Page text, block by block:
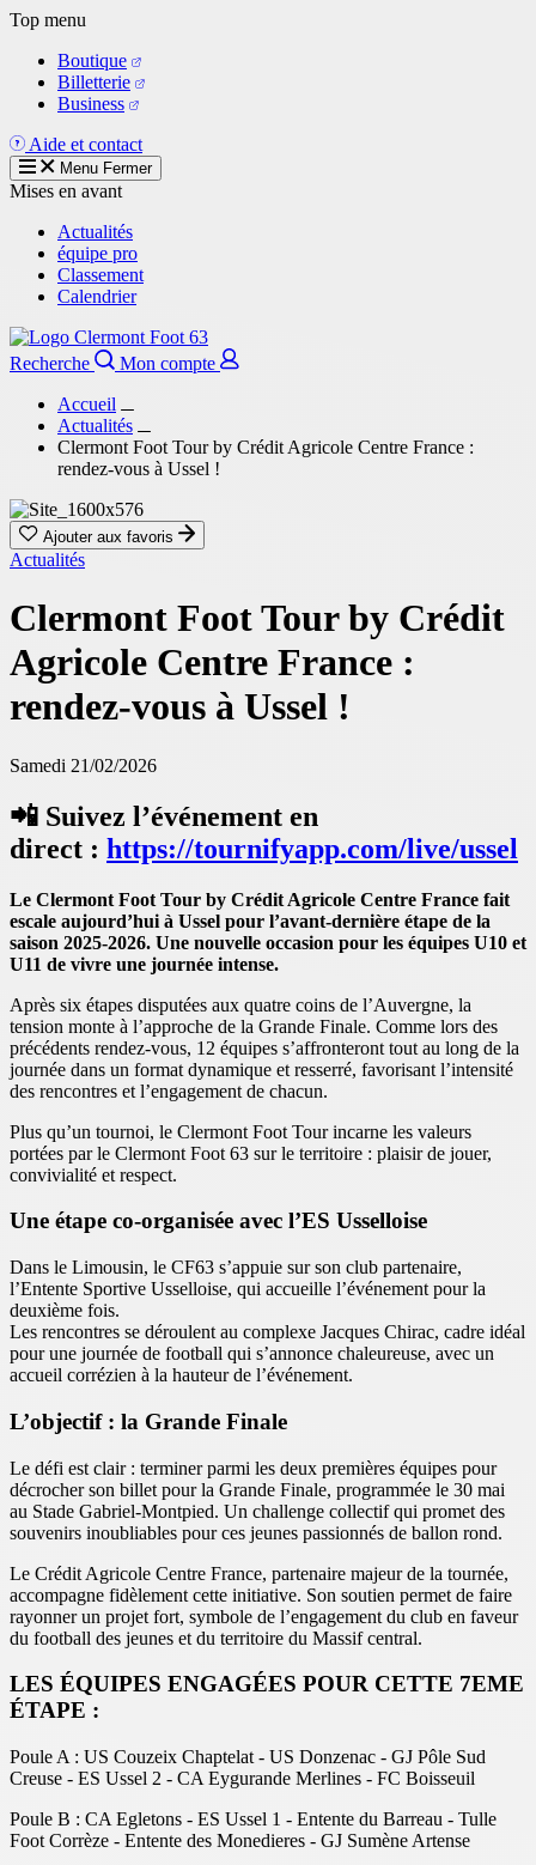
Aller
contenu
principal
Top menu
Boutique
Billetterie
Business
Aide et contact
Menu Fermer
Mises en avant
Actualités
équipe pro
Classement
Calendrier
Recherche
Mon compte
Accueil
Actualités
Clermont Foot Tour by Crédit Agricole Centre France :
rendez-vous à Ussel !
Ajouter aux favoris
Actualités
Clermont Foot Tour by Crédit
Agricole Centre France :
rendez-vous à Ussel !
Samedi 21/02/2026
📲 Suivez l’événement en
direct : https://tournifyapp.com/live/ussel
Le Clermont Foot Tour by Crédit Agricole Centre France fait
escale aujourd’hui à Ussel pour l’avant-dernière étape de la
saison 2025-2026. Une nouvelle occasion pour les équipes U10 et
U11 de vivre une journée intense.
Après six étapes disputées aux quatre coins de l’Auvergne, la
tension monte à l’approche de la Grande Finale. Comme lors des
précédents rendez-vous, 12 équipes s’affronteront tout au long de la
journée dans un format dynamique et resserré, favorisant l’intensité
des rencontres et l’engagement de chacun.
Plus qu’un tournoi, le Clermont Foot Tour incarne les valeurs
portées par le Clermont Foot 63 sur le territoire : plaisir de jouer,
convivialité et respect.
Une étape co-organisée avec l’ES Usselloise
Dans le Limousin, le CF63 s’appuie sur son club partenaire,
l’Entente Sportive Usselloise, qui accueille l’événement pour la
deuxième fois.
Les rencontres se déroulent au complexe Jacques Chirac, cadre idéal
pour une journée de football qui s’annonce chaleureuse, avec un
accueil corrézien à la hauteur de l’événement.
L’objectif : la Grande Finale
Le défi est clair : terminer parmi les deux premières équipes pour
décrocher son billet pour la Grande Finale, programmée le 30 mai
au Stade Gabriel-Montpied. Un challenge collectif qui promet des
souvenirs inoubliables pour ces jeunes passionnés de ballon rond.
Le Crédit Agricole Centre France, partenaire majeur de la tournée,
accompagne fidèlement cette initiative. Son soutien permet de faire
rayonner un projet fort, symbole de l’engagement du club en faveur
du football des jeunes et du territoire du Massif central.
LES ÉQUIPES ENGAGÉES POUR CETTE 7EME
ÉTAPE :
Poule A : US Couzeix Chaptelat - US Donzenac - GJ Pôle Sud
Creuse - ES Ussel 2 - CA Eygurande Merlines - FC Boisseuil
Poule B : CA Egletons - ES Ussel 1 - Entente du Barreau - Tulle
Foot Corrèze - Entente des Monedieres - GJ Sumène Artense